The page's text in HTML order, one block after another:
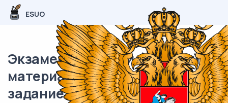
ESUO
Экзаменационный (типовой)
материал ЕГЭ / Химия / 29-30
задание (24) / 55